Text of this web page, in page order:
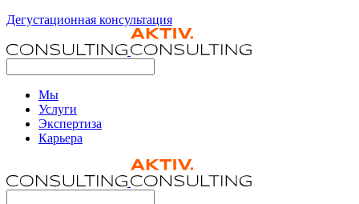
Дегустационная консультация
Мы
Услуги
Экспертиза
Карьера